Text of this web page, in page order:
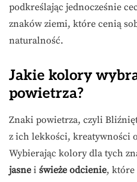
podkreślając jednocześnie
znaków ziemi, które cenią
naturalność.
Jakie kolory
powietrza?
Znaki powietrza, czyli
z ich lekkości, kreatywności
Wybierając kolory dla tych
jasne i świeże odcienie, które